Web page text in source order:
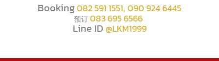
Booking082 591 1551,090 924 6445
预订083 695 6566
Line ID @LKM1999